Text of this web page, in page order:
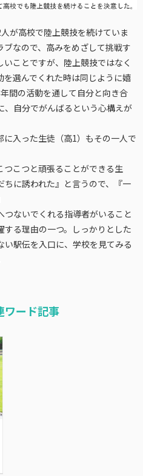
が高校で陸上競技を続けていま
なので、高みをめざして挑戦す
ことですが、陸上競技ではなく
選んでくれた時は同じように嬉
間の活動を通して自分と向き合
、自分でがんばるという心構えが
入った生徒（高1）もその一人で
こつと頑張ることができる生
に誘われた』と言うので、『一
ないでくれる指導者がいること
る理由の一つ。しっかりとした
駅伝を入口に、学校を見てみる
ワード記事